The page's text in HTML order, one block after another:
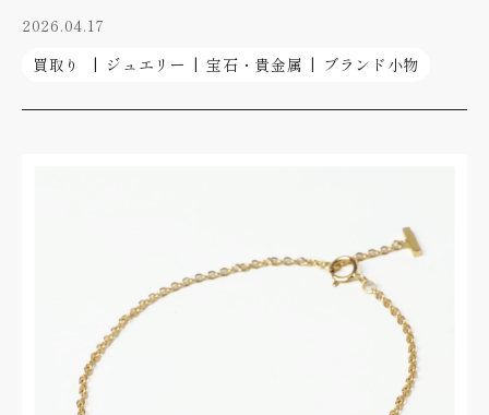
2026.04.17
買取り
ジュエリー 宝石・貴金属 ブランド小物